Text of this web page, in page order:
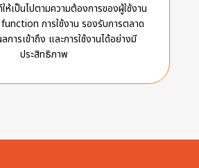
ห้เป็นไปตามความต้องการของผู้ใช้งาน
การใช้งาน รองรับการตลาด
การเข้าถึง และการใช้งานได้อย่างมี
ประสิทธิภาพ